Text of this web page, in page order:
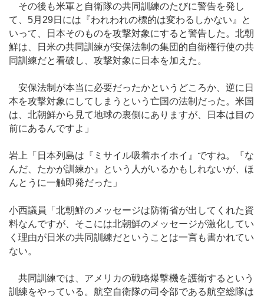
その後も米軍と自衛隊の共同訓練のたびに警告を発し
て、5月29日には『われわれの標的は変わるしかない』と
いって、日本そのものを攻撃対象にすると警告した。北朝
鮮は、日米の共同訓練が安保法制の集団的自衛権行使の共
同訓練だと看破し、攻撃対象に日本を加えた。
安保法制が本当に必要だったかというどころか、逆に日
本を攻撃対象にしてしまうという亡国の法制だった。米国
は、北朝鮮から見て地球の裏側にありますが、日本は目の
前にあるんですよ」
岩上「日本列島は『ミサイル吸着ホイホイ』ですね。『な
んだ、たかが訓練か』という人がいるかもしれないが、ほ
んとうに一触即発だった」
小西議員「北朝鮮のメッセージは防衛省が出してくれた資
料なんですが、そこには北朝鮮のメッセージが激化してい
く理由が日米の共同訓練だということは一言も書かれてい
ない。
共同訓練では、アメリカの戦略爆撃機を護衛するという
訓練をやっている。航空自衛隊の司令部である航空総隊は